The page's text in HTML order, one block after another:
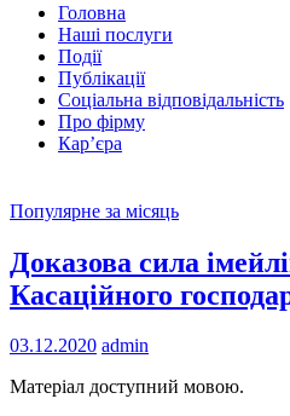
Головна
Наші послуги
Події
Публікації
Соціальна відповідальність
Про фiрму
Кар’єра
Популярне за місяць
Доказова сила
Касаційного
03.12.2020 admin
Матеріал доступний мовою.